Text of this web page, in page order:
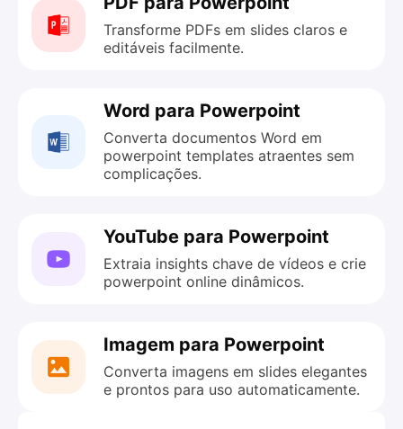
Transforme PDFs em slides claros e
editáveis facilmente.
Word para Powerpoint
Converta documentos Word em
powerpoint templates atraentes sem
complicações.
YouTube para Powerpoint
Extraia insights chave de vídeos e crie
powerpoint online dinâmicos.
Imagem para Powerpoint
Converta imagens em slides elegantes
e prontos para uso automaticamente.